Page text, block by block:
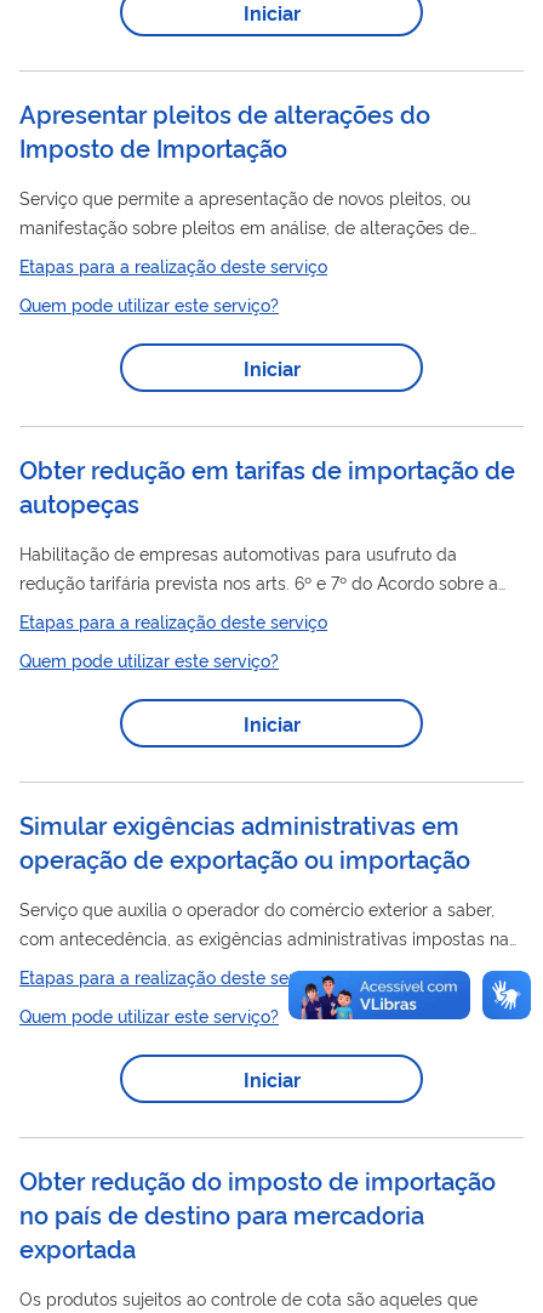
Departamento de Operações de Comércio Exterior, Agência
Pecuária, Inmetro, entre outros).
Iniciar
Apresentar pleitos de alterações do
Imposto de Importação
Serviço que permite a apresentação de novos pleitos, ou
manifestação sobre pleitos em análise, de alterações de
alíquotas do Imposto de Importaçãoaplicadas pelo Brasil, ou
definitiva da TEC/NCM no Comitê Técnico N°1 do Mercosul
desabastecimento ( Resolução GMC N° 49/19 ); 3) Lista
de Bens de Informática e Telecomunicações...
Etapas para a realização deste serviço
Quem pode utilizar este serviço?
Iniciar
Obter redução em tarifas de importação de
autopeças
Habilitação de empresas automotivas para usufruto da
redução tarifária prevista nos arts. 6º e 7º do Acordo sobre a
Política Automotiva Comum firmado entre Brasil e Argentina,
anexo ao 38º Protocolo Adicional ao Acordo de
Complementação Econômica nº 14, internalizado na ordem
jurídica nacional pelo Decreto nº 6.500, de 2 de julho de 2008,
e na Resolução Gecex nº 368, de 20 de julho de 2022,
2024.
Etapas para a realização deste serviço
Quem pode utilizar este serviço?
Iniciar
Simular exigências administrativas em
operação de exportação ou importação
Serviço que auxilia o operador do comércio exterior a saber,
com antecedência, as exigências administrativas impostas na
operação de exportação ou de importaçãode um
informações básicas da operação inseridas pelas pessoas
usuárias, como Nomenclatura Comum do Mercosul ( NC M) do
produto e país de destino. O resultado levará em conta as
Etapas para a realização deste serviço
Quem pode utilizar este serviço?
Iniciar
Obter redução do imposto de importação
no país de destino para mercadoria
exportada
Os produtos sujeitos ao controle de cota são aqueles que